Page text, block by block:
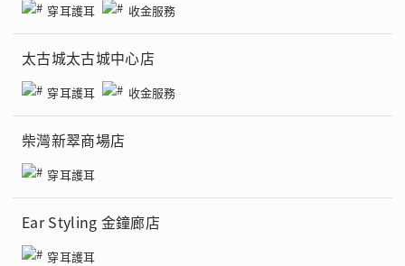
穿耳護耳 收金服務
太古城太古城中心店
穿耳護耳 收金服務
柴灣新翠商場店
穿耳護耳
Ear Styling 金鐘廊店
穿耳護耳